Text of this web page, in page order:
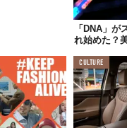
ン広告の新たな主役へ
は、常にその時代の最もク
うな存在。90年代には美し
その象徴だった。
格が高騰し、人気レスト
状況において、「食」を
値あるものとして認識さ
「DNA」が
れ始めた？
CULTURE